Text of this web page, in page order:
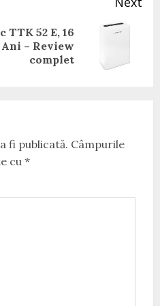
52 E, 16
– Review
complet
fi publicată. Câmpurile
cu *